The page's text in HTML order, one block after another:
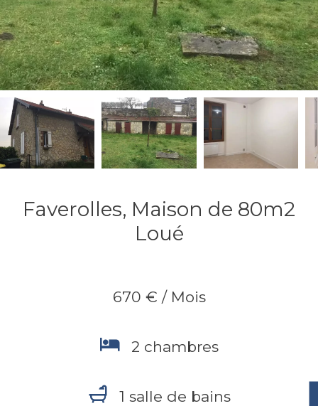
Faverolles, Maison de 80m2
Loué
670 € / Mois
2 chambres
1 salle de bains